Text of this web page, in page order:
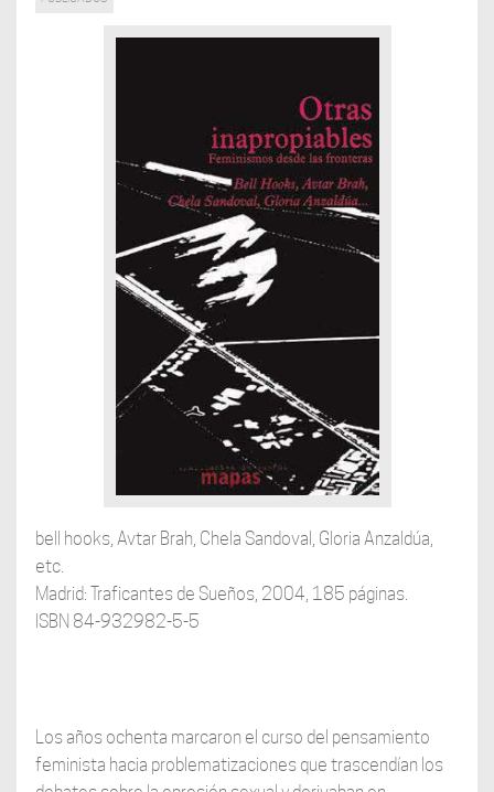
bell hooks, Avtar Brah, Chela Sandoval, Gloria Anzaldúa,
etc.
Madrid: Traficantes de Sueños, 2004, 185 páginas.
ISBN 84-932982-5-5
Los años ochenta marcaron el curso del pensamiento
feminista hacia problematizaciones que trascendían los